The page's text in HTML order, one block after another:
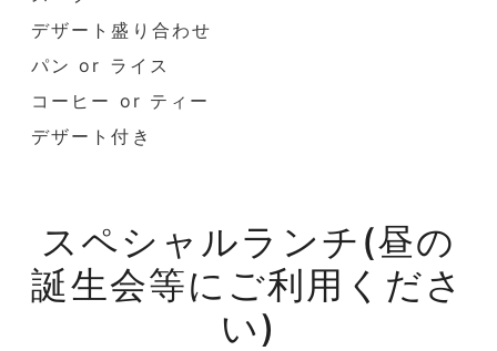
デザート盛り合わせ
パン or ライス
コーヒー or ティー
デザート付き
スペシャルランチ(昼の
誕生会等にご利用くださ
い)